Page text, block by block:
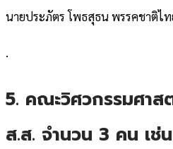
นายประภัตร โพธสุธน พรรคชาติไ
.
5. คณะวิศวกรรมศาส
ส.ส. จำนวน 3 คน เช่น